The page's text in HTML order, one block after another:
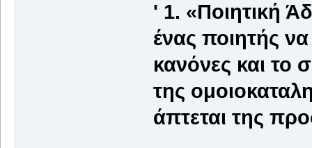
' 1. «Ποιητική
ένας ποιητής
κανόνες και το
της
άπτεται της